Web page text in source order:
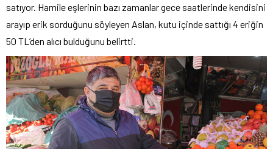
satıyor. Hamile eşlerinin bazı zamanlar gece saatlerinde kendisini
arayıp erik sorduğunu söyleyen Aslan, kutu içinde sattığı 4 eriğin
50 TL’den alıcı bulduğunu belirtti.